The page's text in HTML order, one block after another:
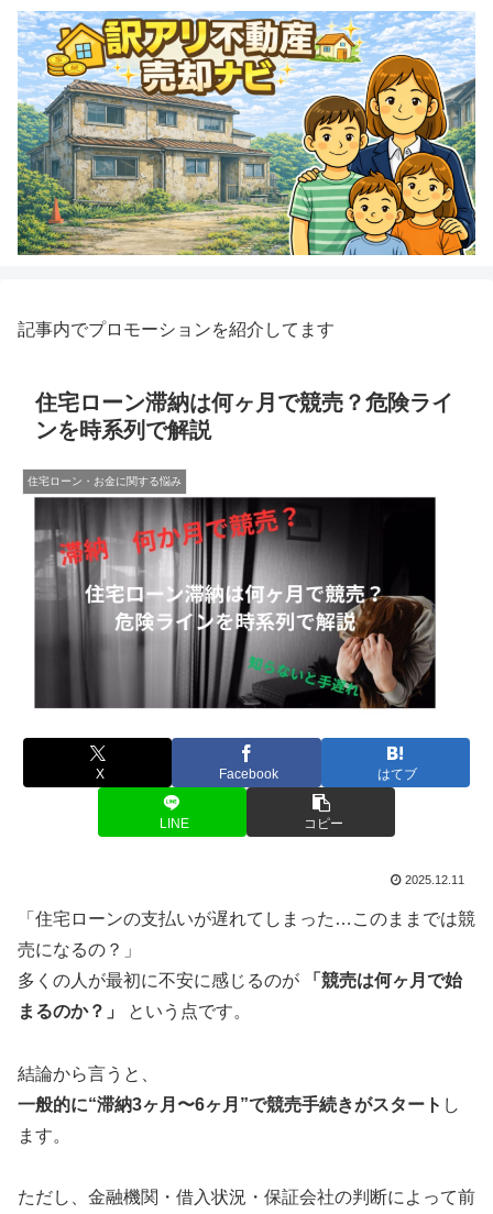
記事内でプロモーションを紹介してます
住宅ローン滞納は何ヶ月で競売？危険ライ
ンを時系列で解説
住宅ローン・お金に関する悩み
X Facebook はてブ
LINE コピー
2025.12.11
「住宅ローンの支払いが遅れてしまった…このままでは競
売になるの？」
多くの人が最初に不安に感じるのが
「競売は何ヶ月で始
まるのか？」
という点です。
結論から言うと、
一般的に“滞納3ヶ月〜6ヶ月”で競売手続きがスタート し
ます。
ただし、金融機関・借入状況・保証会社の判断によって前